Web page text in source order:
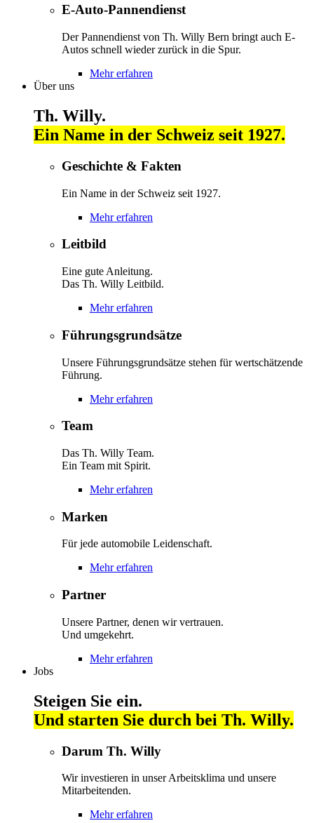
E-Auto-Pannendienst
Der Pannendienst von Th. Willy Bern bringt auch E-
Autos schnell wieder zurück in die Spur.
Mehr erfahren
Über uns
Th. Willy.
Ein Name in der Schweiz seit 1927.
Geschichte & Fakten
Ein Name in der Schweiz seit 1927.
Mehr erfahren
Leitbild
Eine gute Anleitung.
Das Th. Willy Leitbild.
Mehr erfahren
Führungsgrundsätze
Unsere Führungsgrundsätze stehen für wertschätzende
Führung.
Mehr erfahren
Team
Das Th. Willy Team.
Ein Team mit Spirit.
Mehr erfahren
Marken
Für jede automobile Leidenschaft.
Mehr erfahren
Partner
Unsere Partner, denen wir vertrauen.
Und umgekehrt.
Mehr erfahren
Jobs
Steigen Sie ein.
Und starten Sie durch bei Th. Willy.
Darum Th. Willy
Wir investieren in unser Arbeitsklima und unsere
Mitarbeitenden.
Mehr erfahren